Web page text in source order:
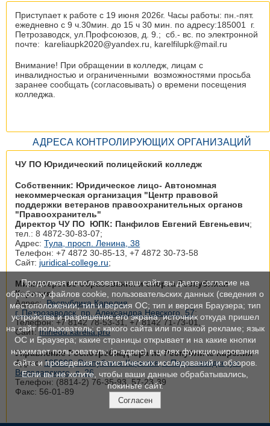
Приступает к работе с 19 июня 2026г. Часы работы: пн.-пят.
ежедневно с 9 ч.30мин. до 15 ч 30 мин. по адресу:185001 г.
Петрозаводск, ул.Профсоюзов, д. 9.; сб.- вс. по электронной
почте: kareliaupk2020@yandex.ru, karelfilupk@mail.ru
Внимание! При обращении в колледж, лицам с
инвалидностью и ограниченными возможностями просьба
заранее сообщать (согласовывать) о времени посещения
колледжа.
АДРЕСА КОНТРОЛИРУЮЩИХ ОРГАНИЗАЦИЙ
ЧУ ПО Юридический полицейский колледж
Собственник: Юридическое лицо- Автономная
некоммерческая организация "Центр правовой
поддержки ветеранов правоохранительных органов
"Правоохранитель"
Директор ЧУ ПО ЮПК: Панфилов Евгений Евгеньевич;
тел.: 8 4872-30-83-07;
Адрес:Тула, просп. Ленина, 38
Телефон: +7 4872 30‑85-13, +7 4872 30‑73-58
Сайт: juridical-college.ru;
Министерство образования и спорта Республики
Карелия
Адрес:Республика Карелия,
г. Петрозаводск, пр. Александра Невского, 57;
Телефон: +7 8142 78‑53-31, +7 8142 71‑73-01,
Сайт:minedu.karelia.pro
Управление Роспотребнадзора по Республике Карелия
Адрес: 185002, Республика Карелия, г. Петрозаводск, ул.
Володарского, д. 26
Телефон: (8814-2) 76-35-93, 57-23-39
Факс: 56-01-89
Продолжая использовать наш сайт, вы даете согласие на
обработку файлов cookie, пользовательских данных (сведения о
местоположении; тип и версия ОС; тип и версия Браузера; тип
устройства и разрешение его экрана; источник откуда пришел
на сайт пользователь; с какого сайта или по какой рекламе; язык
ОС и Браузера; какие страницы открывает и на какие кнопки
нажимает пользователь; ip-адрес) в целях функционирования
сайта и проведения статистических исследований и обзоров.
Если вы не хотите, чтобы ваши данные обрабатывались,
покиньте сайт.
Согласен